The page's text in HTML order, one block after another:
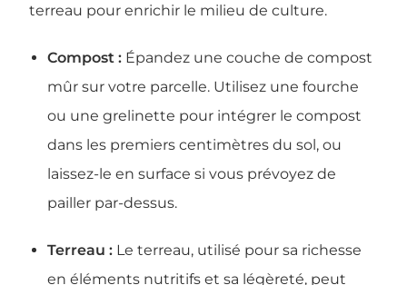
terreau pour enrichir le milieu de culture.
Compost : Épandez une couche de compost
mûr sur votre parcelle. Utilisez une fourche
ou une grelinette pour intégrer le compost
dans les premiers centimètres du sol, ou
laissez-le en surface si vous prévoyez de
pailler par-dessus.
Terreau : Le terreau, utilisé pour sa richesse
en éléments nutritifs et sa légèreté, peut